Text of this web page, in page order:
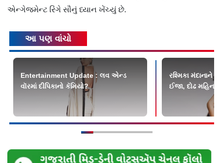
એન્ગેજમેન્ટ રિંગે સૌનું ધ્યાન ખેંચ્યું છે.
આ પણ વાંચો
Entertainment Update : લવ એન્ડ
વૉરમાં દીપિકાનો કૅમિયો?
રશ્મિકા મંદાનાને
ઈજા, દોઢ